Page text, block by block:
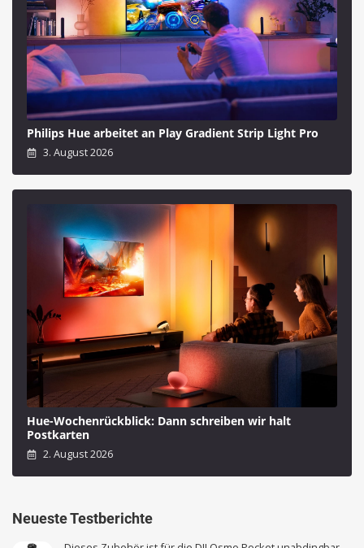
Philips Hue arbeitet an Play Gradient Strip Light Pro
3. August 2026
Hue-Wochenrückblick: Dann schreiben wir halt
Postkarten
2. August 2026
Neueste Testberichte